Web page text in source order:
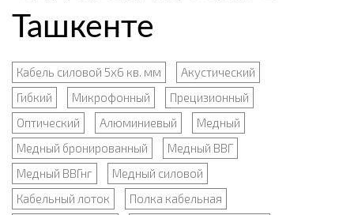
Ташкенте
Кабель силовой 5х6 кв. мм
Акустический
Гибкий
Микрофонный
Прецизионный
Оптический
Алюминиевый
Медный
Медный бронированный
Медный ВВГ
Медный ВВГнг
Медный силовой
Кабельный лоток
Полка кабельная